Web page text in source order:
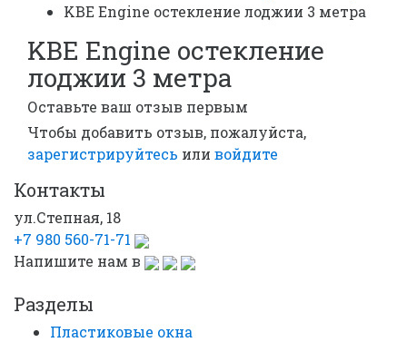
KBE Engine остекление лоджии 3 метра
KBE Engine остекление
лоджии 3 метра
Оставьте ваш отзыв первым
Чтобы добавить отзыв, пожалуйста,
зарегистрируйтесь или войдите
Контакты
ул.Степная, 18
+7 980 560-71-71
Напишите нам в
Разделы
Пластиковые окна